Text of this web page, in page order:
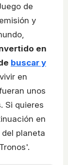
de
y
en
buscar y
en
unos
Si quieres
en
planeta